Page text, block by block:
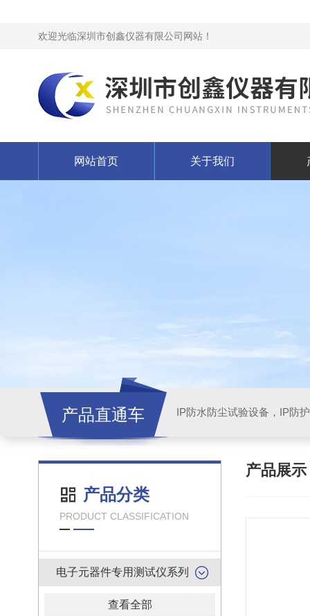
欢迎光临深圳市创鑫仪器有限公司网站！
网站首页 关于我们
产品直通车
产品分类
PRODUCT CLASSIFICATION
电子元器件专用测试仪系列
查看全部
产品展示